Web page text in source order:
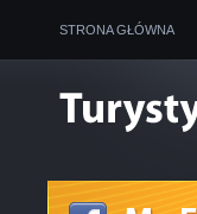
STRONA GŁÓWNA